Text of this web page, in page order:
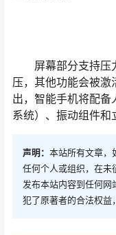
屏幕部分支持压
压，其他功能会被
出，智能手机将配备
系统）、振动组件和
声明： 本站所有文章，
任何个人或组织，在未
发布本站内容到任何
犯了原著者的合法权益